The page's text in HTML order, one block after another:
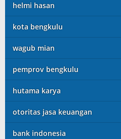
helmi hasan
kota bengkulu
wagub mian
pemprov bengkulu
hutama karya
otoritas jasa keuangan
bank indonesia